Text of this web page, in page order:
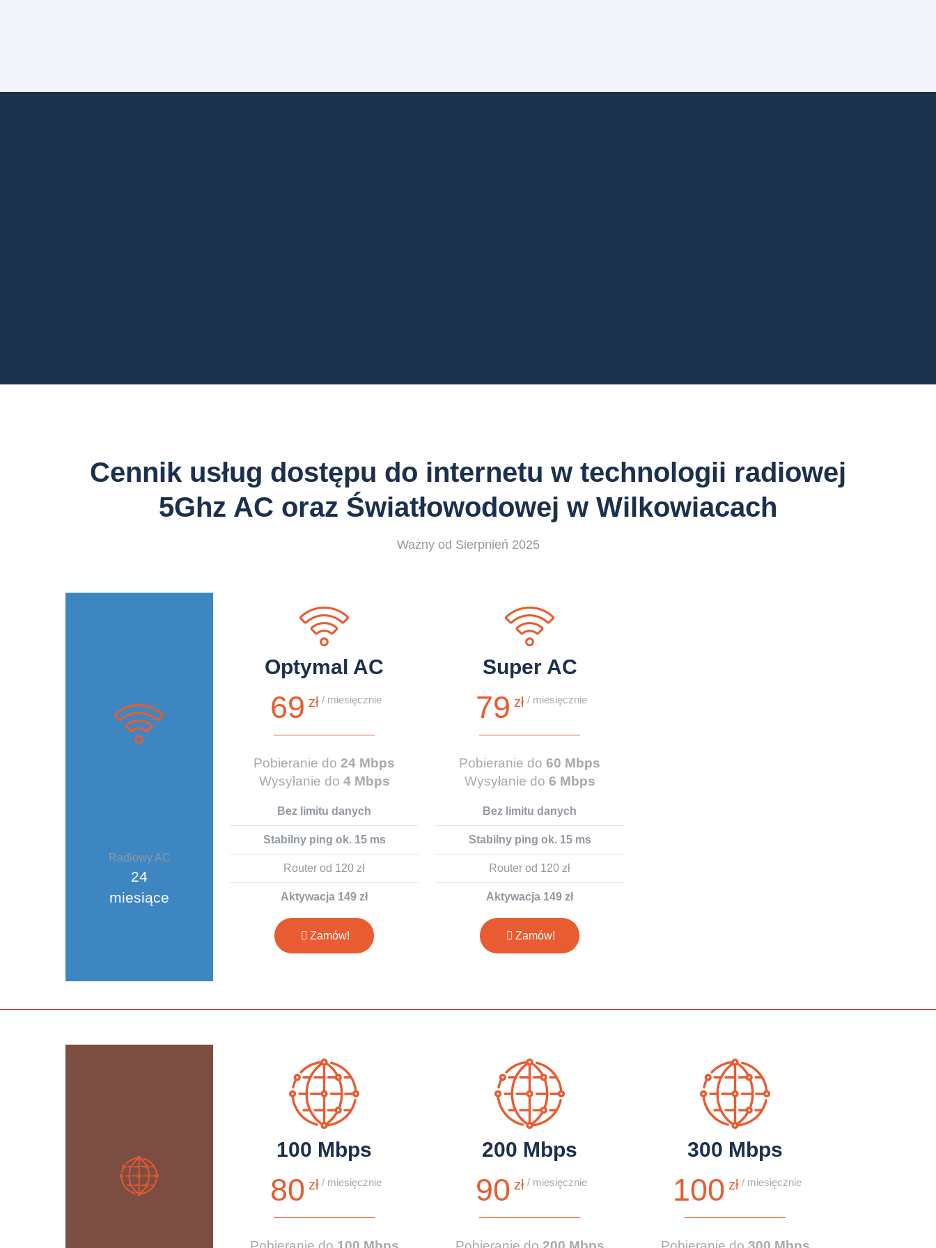
Cennik usług dostępu do internetu w technologii radiowej
5Ghz AC oraz Światłowodowej w Wilkowiacach
Ważny od Sierpnień 2025
Radiowy AC
24
miesiące
Optymal AC
69 zł / miesięcznie
Pobieranie do 24 Mbps
Wysyłanie do 4 Mbps
Bez limitu danych
Stabilny ping ok. 15 ms
Router od 120 zł
Aktywacja 149 zł
Zamów!
Super AC
79 zł / miesięcznie
Pobieranie do 60 Mbps
Wysyłanie do 6 Mbps
Bez limitu danych
Stabilny ping ok. 15 ms
Router od 120 zł
Aktywacja 149 zł
Zamów!
100 Mbps
80 zł / miesięcznie
200 Mbps
90 zł / miesięcznie
300 Mbps
100 zł / miesięcznie